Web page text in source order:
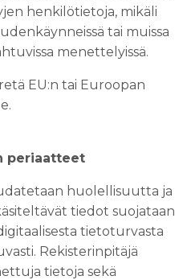
henkilötietoja, mikäli
tai muissa
menettelyissä.
EU:n tai Euroopan
periaatteet
huolellisuutta ja
tiedot suojataan
tietoturvasta
Rekisterinpitäjä
tietoja sekä